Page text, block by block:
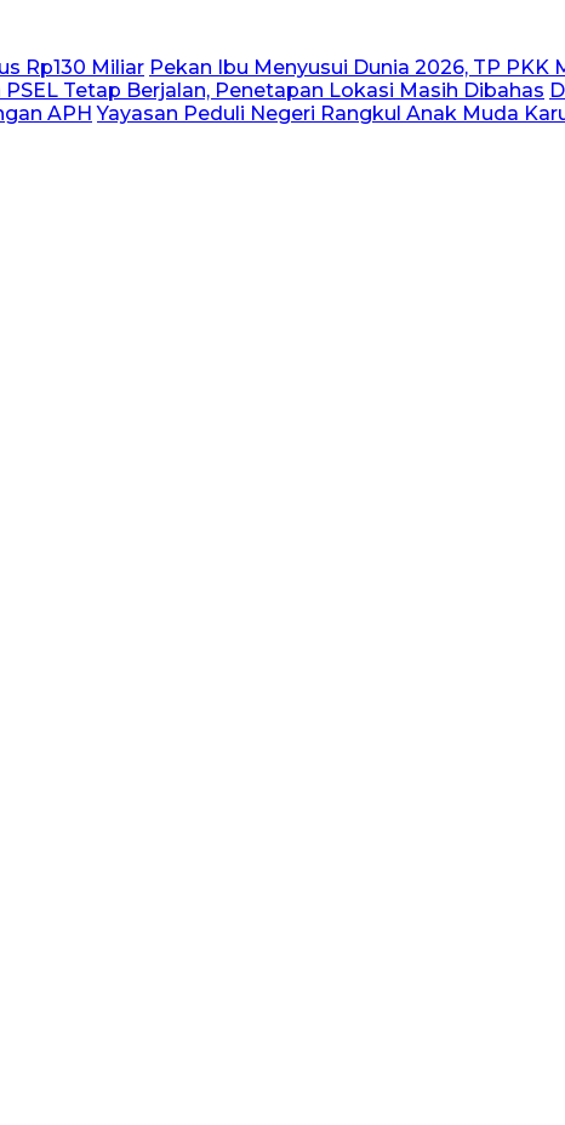
Rp130 Miliar Pekan Ibu Menyusui Dunia 2026, TP
Tetap Berjalan, Penetapan Lokasi Masih Dibahas
APH Yayasan Peduli Negeri Rangkul Anak Muda